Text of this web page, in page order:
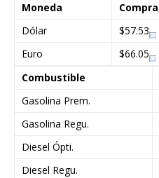
Moneda Compra
Dólar
$57.53
Euro
$66.05
Combustible
Gasolina Prem.
Gasolina Regu.
Diesel Ópti.
Diesel Regu.